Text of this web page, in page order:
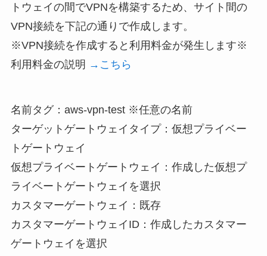
トウェイの間でVPNを構築するため、サイト間の
VPN接続を下記の通りで作成します。
※VPN接続を作成すると利用料金が発生します※
利用料金の説明 →こちら
名前タグ：aws-vpn-test ※任意の名前
ターゲットゲートウェイタイプ：仮想プライベー
トゲートウェイ
仮想プライベートゲートウェイ：作成した仮想プ
ライベートゲートウェイを選択
カスタマーゲートウェイ：既存
カスタマーゲートウェイID：作成したカスタマー
ゲートウェイを選択